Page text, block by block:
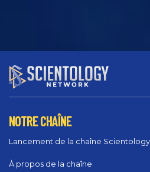
NOTRE CHAÎNE
Lancement de la chaîne
À propos de la chaîne